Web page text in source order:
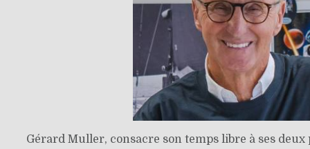
Gérard Muller, consacre son temps libre à ses deux